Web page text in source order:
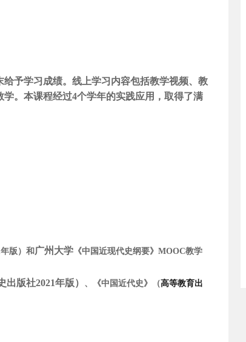
予学习成绩。线上学习内容包括教学视频、教
。本课程经过4个学年的实践应用，取得了满
版）和 广州大学 《中国近现代史纲要》MOOC教学
出版社2021年版） 、《中国近代史》（高等教育出